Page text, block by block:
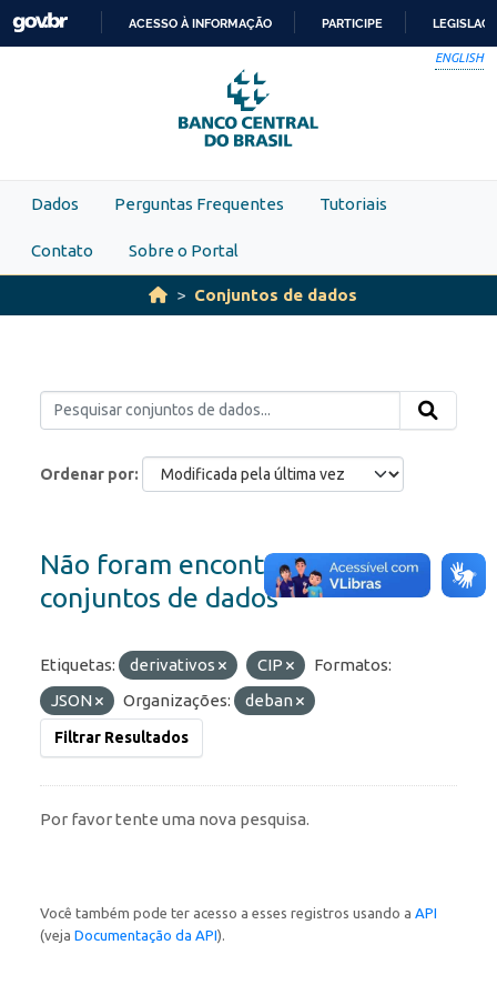
Skip to main content
PARA
O
CONTEÚDO
ACESSO À INFORMAÇÃO PARTICIPE
ENGLISH
Dados Perguntas Frequentes Tutoriais
Contato Sobre o Portal
Conjuntos de dados
Ordenar por
Não foram encontrados
conjuntos de dados
Etiquetas: derivativos CIP
Formatos:
JSON
Organizações: deban
Filtrar Resultados
Por favor tente uma nova pesquisa.
Você também pode ter acesso a esses registros usando a API
(veja Documentação da API).